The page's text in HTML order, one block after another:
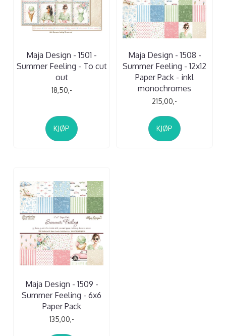
Maja Design - 1501 -
Summer Feeling - To cut
out
18,50,-
KJØP
Maja Design - 1508 -
Summer Feeling - 12x12
Paper Pack - inkl
monochromes
215,00,-
KJØP
Maja Design - 1509 -
Summer Feeling - 6x6
Paper Pack
135,00,-